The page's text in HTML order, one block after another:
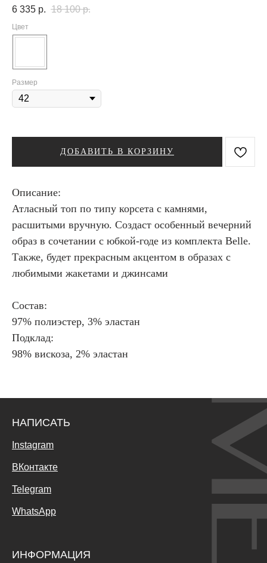
6 335 р. 18 100 р.
Цвет
Размер
ДОБАВИТЬ В КОРЗИНУ
Описание:
Атласный топ по типу корсета с камнями,
расшитыми вручную. Создаст особенный вечерний
образ в сочетании с юбкой-годе из комплекта Belle.
Также, будет прекрасным акцентом в образах с
любимыми жакетами и джинсами
Состав:
97% полиэстер, 3% эластан
Подклад:
98% вискоза, 2% эластан
НАПИСАТЬ
Instagram
ВКонтакте
Telegram
WhatsApp
ИНФОРМАЦИЯ